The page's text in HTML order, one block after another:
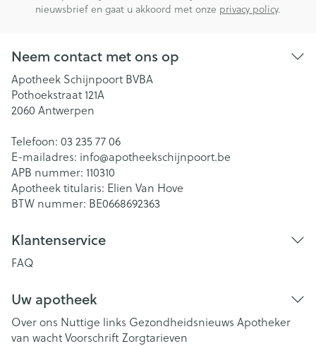
nieuwsbrief en gaat u akkoord met onze privacy policy.
Neem contact met ons op
Apotheek Schijnpoort BVBA
Pothoekstraat 121A
2060 Antwerpen
Telefoon: 03 235 77 06
E-mailadres: info@apotheekschijnpoort.be
APB nummer: 110310
Apotheek titularis: Elien Van Hove
BTW nummer: BE0668692363
Klantenservice
FAQ
Uw apotheek
Over ons Nuttige links Gezondheidsnieuws Apotheker
van wachtVoorschriftZorgtarieven